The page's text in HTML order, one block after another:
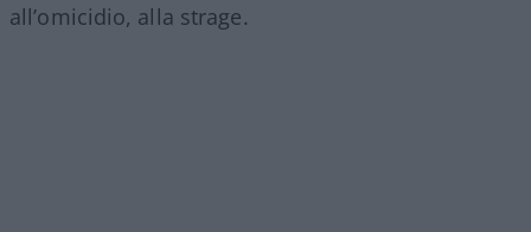
all’omicidio, alla strage.